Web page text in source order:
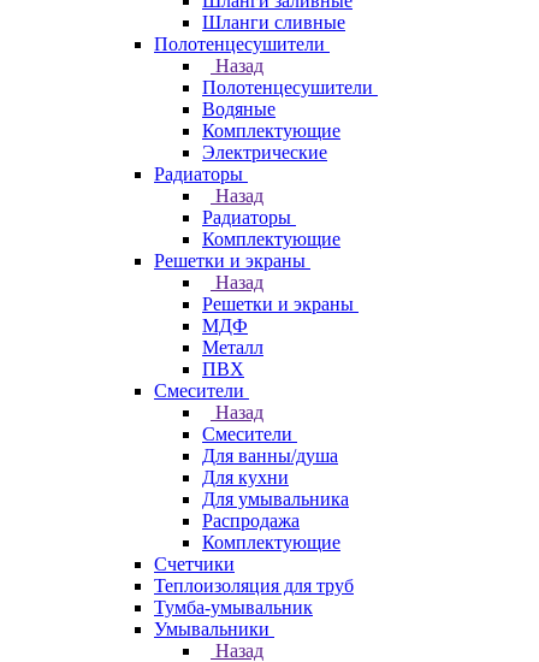
Шланги сливные
Полотенцесушители
Назад
Полотенцесушители
Водяные
Комплектующие
Электрические
Радиаторы
Назад
Радиаторы
Комплектующие
Решетки и экраны
Назад
Решетки и экраны
МДФ
Металл
ПВХ
Смесители
Назад
Смесители
Для ванны/душа
Для кухни
Для умывальника
Распродажа
Комплектующие
Счетчики
Теплоизоляция для труб
Тумба-умывальник
Умывальники
Назад